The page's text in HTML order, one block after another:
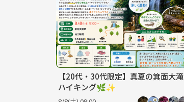
【20代・30代限定】真夏の箕面大滝
ハイキング🌿✨